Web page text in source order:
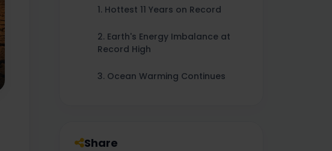
1. Hottest 11 Years on Record
2. Earth's Energy Imbalance at
Record High
3. Ocean Warming Continues
Share